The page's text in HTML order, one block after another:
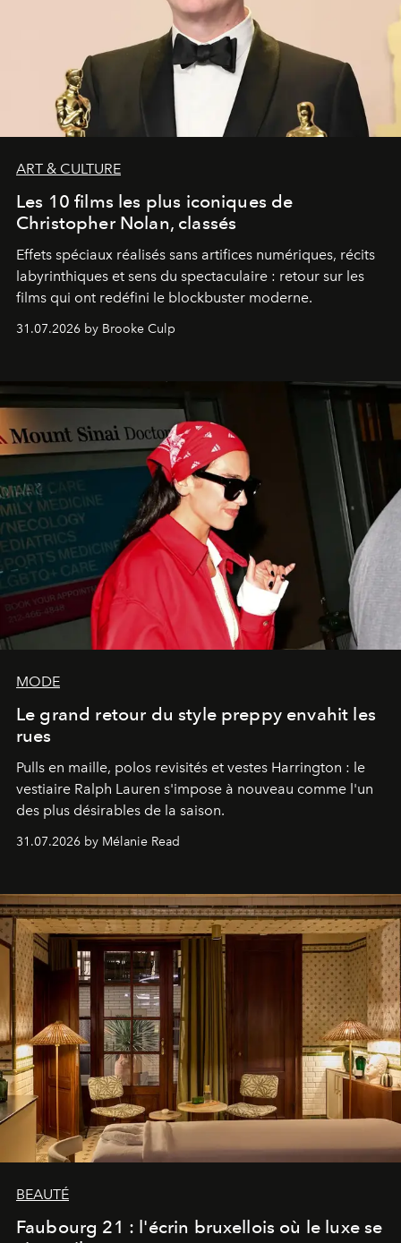
ART & CULTURE
Les 10 films les plus iconiques de
Christopher Nolan, classés
Effets spéciaux réalisés sans artifices numériques, récits
labyrinthiques et sens du spectaculaire : retour sur les
films qui ont redéfini le blockbuster moderne.
31.07.2026 by Brooke Culp
MODE
Le grand retour du style preppy envahit les
rues
Pulls en maille, polos revisités et vestes Harrington : le
vestiaire Ralph Lauren s'impose à nouveau comme l'un
des plus désirables de la saison.
31.07.2026 by Mélanie Read
BEAUTÉ
Faubourg 21 : l'écrin bruxellois où le luxe se